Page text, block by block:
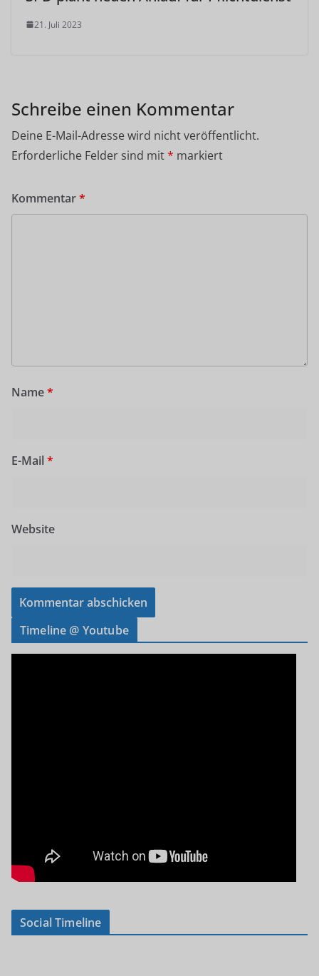
21. Juli 2023
Schreibe einen Kommentar
Deine E-Mail-Adresse wird nicht veröffentlicht.
Erforderliche Felder sind mit* markiert
Kommentar*
Name*
E-Mail *
Website
Timeline @ Youtube
Social Timeline